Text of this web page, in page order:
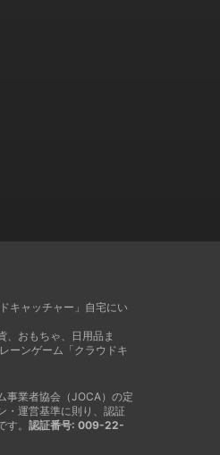
キャッチャー」自宅にい
、おもちゃ、日用品ま
ーンゲーム「クラウドキ
事業者協会（JOCA）の定
・運営基準に則り、認証
。 認証番号: 009-22-